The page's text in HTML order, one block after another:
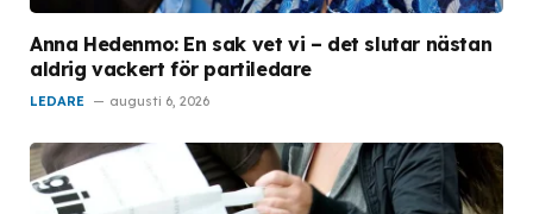
Anna Hedenmo: En sak vet vi – det slutar nästan
aldrig vackert för partiledare
LEDARE augusti 6, 2026